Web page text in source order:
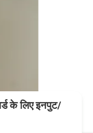
के लिए इनपुट/